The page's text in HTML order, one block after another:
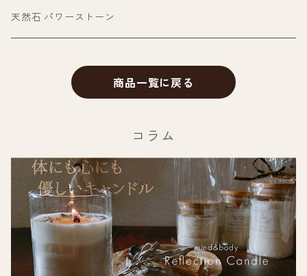
天然石 パワーストーン
商品一覧に戻る
コラム